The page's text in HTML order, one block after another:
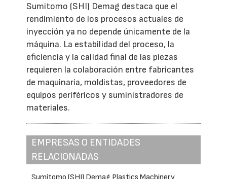
Sumitomo (SHI) Demag destaca que el
rendimiento de los procesos actuales de
inyección ya no depende únicamente de la
máquina. La estabilidad del proceso, la
eficiencia y la calidad final de las piezas
requieren la colaboración entre fabricantes
de maquinaria, moldistas, proveedores de
equipos periféricos y suministradores de
materiales.
EMPRESAS O ENTIDADES
RELACIONADAS